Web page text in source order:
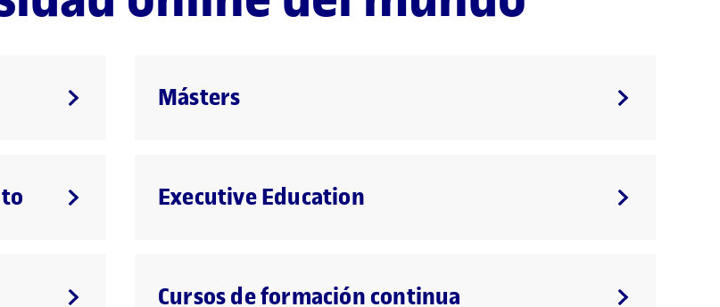
Másters
Executive Education
Cursos de formación continua